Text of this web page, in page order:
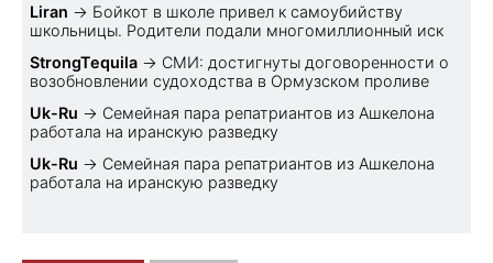
Liran → Бойкот в школе привел к самоубийству
школьницы. Родители подали многомиллионный иск
StrongTequila → СМИ: достигнуты договоренности о
возобновлении судоходства в Ормузском проливе
Uk-Ru → Семейная пара репатриантов из Ашкелона
работала на иранскую разведку
Uk-Ru → Семейная пара репатриантов из Ашкелона
работала на иранскую разведку